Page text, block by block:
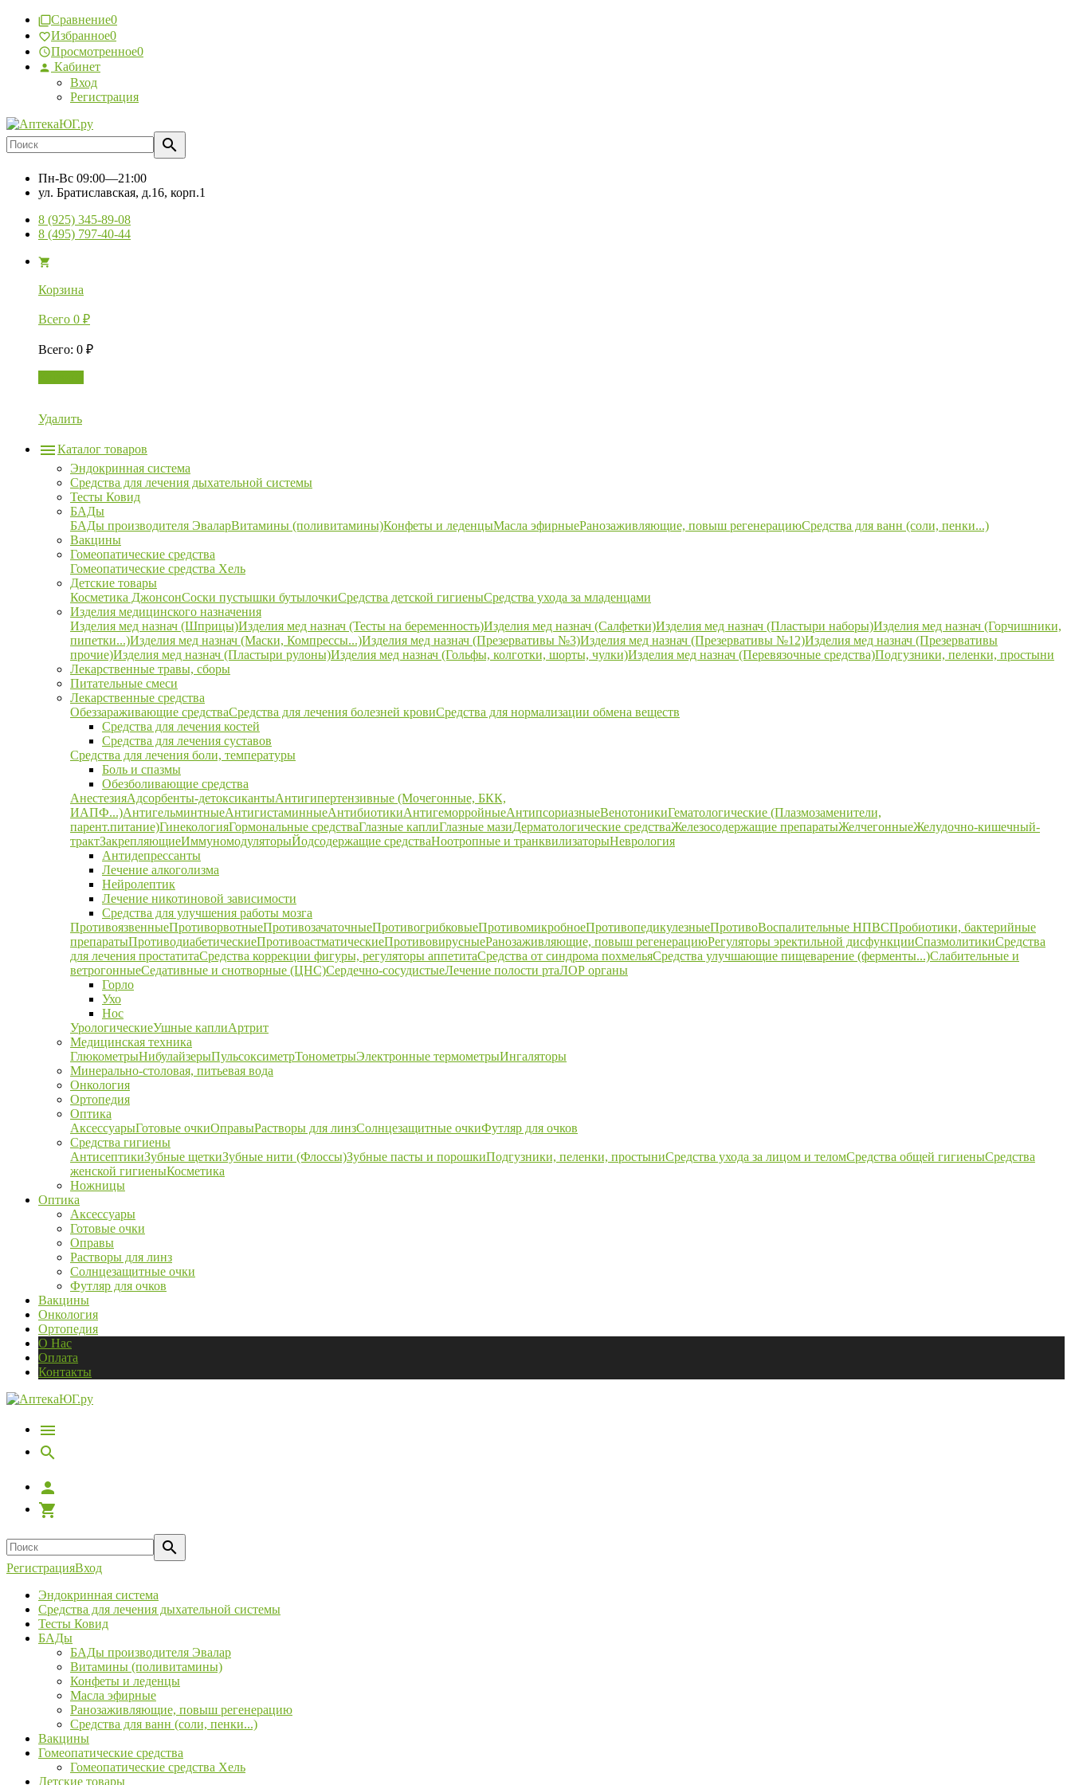
Сравнение0
Избранное0
Просмотренное0
Кабинет
Вход
Регистрация
Пн-Вс 09:00—21:00
ул. Братиславская, д.16, корп.1
8 (925) 345-89-08
8 (495) 797-40-44
Корзина
Всего 0 ₽
Всего: 0 ₽
Удалить
Каталог товаров
Эндокринная система
Средства для лечения дыхательной системы
Тесты Ковид
БАДы
БАДы производителя ЭваларВитамины (поливитамины)Конфеты и леденцыМасла эфирныеРанозаживляющие, повыш регенерациюСредства для ванн (соли, пенки...)
Вакцины
Гомеопатические средства
Гомеопатические средства Хель
Детские товары
Косметика ДжонсонСоски пустышки бутылочкиСредства детской гигиеныСредства ухода за младенцами
Изделия медицинского назначения
Изделия мед назнач (Шприцы)Изделия мед назнач (Тесты на беременность)Изделия мед назнач (Салфетки)Изделия мед назнач (Пластыри наборы)Изделия мед назнач (Горчишники,
пипетки...)Изделия мед назнач (Маски, Компрессы...)Изделия мед назнач (Презервативы №3)Изделия мед назнач (Презервативы №12)Изделия мед назнач (Презервативы
прочие)Изделия мед назнач (Пластыри рулоны)Изделия мед назнач (Гольфы, колготки, шорты, чулки)Изделия мед назнач (Перевязочные средства)Подгузники, пеленки, простыни
Лекарственные травы, сборы
Питательные смеси
Лекарственные средства
Обеззараживающие средстваСредства для лечения болезней кровиСредства для нормализации обмена веществ
Средства для лечения костей
Средства для лечения суставов
Средства для лечения боли, температуры
Боль и спазмы
Обезболивающие средства
АнестезияАдсорбенты-детоксикантыАнтигипертензивные (Мочегонные, БКК,
ИАПФ...)АнтигельминтныеАнтигистаминныеАнтибиотикиАнтигеморройныеАнтипсориазныеВенотоникиГематологические (Плазмозаменители,
парент.питание)ГинекологияГормональные средстваГлазные каплиГлазные мазиДерматологические средстваЖелезосодержащие препаратыЖелчегонныеЖелудочно-кишечный-
трактЗакрепляющиеИммуномодуляторыЙодсодержащие средстваНоотропные и транквилизаторыНеврология
Антидепрессанты
Лечение алкоголизма
Нейролептик
Лечение никотиновой зависимости
Средства для улучшения работы мозга
ПротивоязвенныеПротиворвотныеПротивозачаточныеПротивогрибковыеПротивомикробноеПротивопедикулезныеПротивоВоспалительные НПВСПробиотики, бактерийные
препаратыПротиводиабетическиеПротивоастматическиеПротивовирусныеРанозаживляющие, повыш регенерациюРегуляторы эректильной дисфункцииСпазмолитикиСредства
для лечения простатитаСредства коррекции фигуры, регуляторы аппетитаСредства от синдрома похмельяСредства улучшающие пищеварение (ферменты...)Слабительные и
ветрогонныеСедативные и снотворные (ЦНС)Сердечно-сосудистыеЛечение полости ртаЛОР органы
Горло
Ухо
Нос
УрологическиеУшные каплиАртрит
Медицинская техника
ГлюкометрыНибулайзерыПульсоксиметрТонометрыЭлектронные термометрыИнгаляторы
Минерально-столовая, питьевая вода
Онкология
Ортопедия
Оптика
АксессуарыГотовые очкиОправыРастворы для линзСолнцезащитные очкиФутляр для очков
Средства гигиены
АнтисептикиЗубные щеткиЗубные нити (Флоссы)Зубные пасты и порошкиПодгузники, пеленки, простыниСредства ухода за лицом и теломСредства общей гигиеныСредства
женской гигиеныКосметика
Ножницы
Оптика
Аксессуары
Готовые очки
Оправы
Растворы для линз
Солнцезащитные очки
Футляр для очков
Вакцины
Онкология
Ортопедия
О Нас
Оплата
Контакты
РегистрацияВход
Эндокринная система
Средства для лечения дыхательной системы
Тесты Ковид
БАДы
БАДы производителя Эвалар
Витамины (поливитамины)
Конфеты и леденцы
Масла эфирные
Ранозаживляющие, повыш регенерацию
Средства для ванн (соли, пенки...)
Вакцины
Гомеопатические средства
Гомеопатические средства Хель
Детские товары